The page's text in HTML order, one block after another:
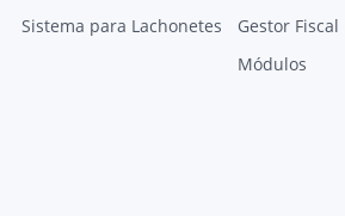
Sistema para Lachonetes
Gestor Fiscal
Módulos